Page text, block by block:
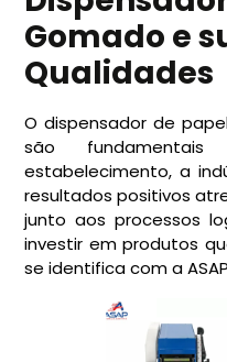
Gomado e
Qualidades
O dispensador de
são
estabelecimento, a
resultados positivos
junto aos processos
investir em produtos
se identifica com a